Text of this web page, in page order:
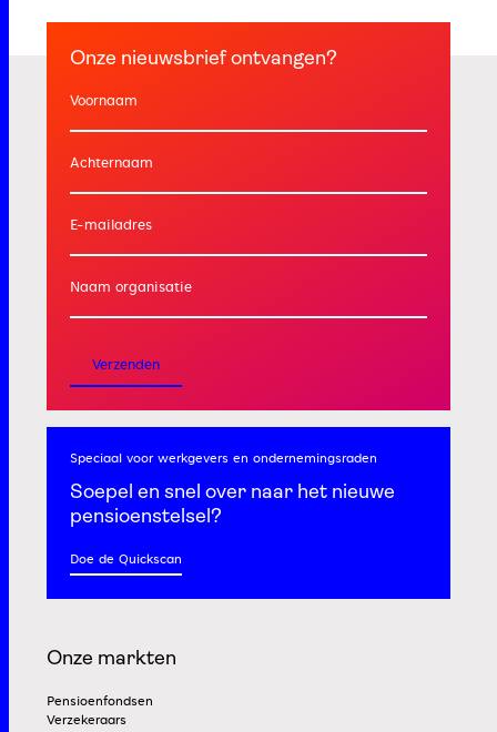
Onze nieuwsbrief ontvangen?
Voornaam
Achternaam
E-mailadres
Naam organisatie
Verzenden
Speciaal voor werkgevers en ondernemingsraden
Soepel en snel over naar het nieuwe
pensioenstelsel?
Doe de Quickscan
Onze markten
Pensioenfondsen
Verzekeraars